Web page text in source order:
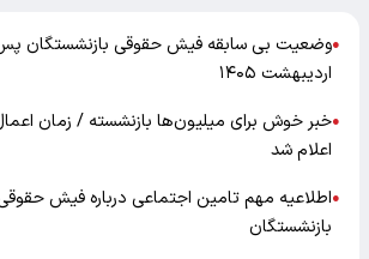
●وضعیت بی سابقه فیش حقوقی بازنشستگان پس
اردیبهشت ۱۴۰۵
●خبر خوش برای میلیون‌ها بازنشسته / زمان
اعلام شد
●اطلاعیه مهم تامین اجتماعی درباره فیش
بازنشستگان